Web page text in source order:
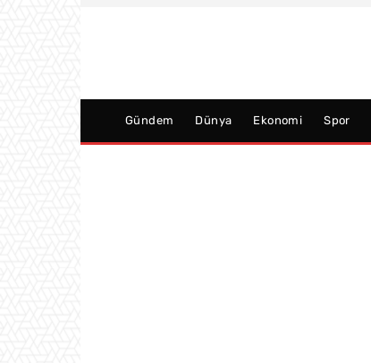
Gündem Dünya Ekonomi Spor